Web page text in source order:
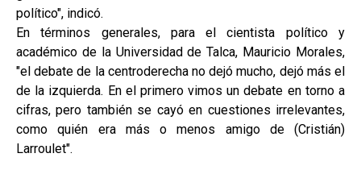
político", indicó.
En términos generales, para el cientista político y
académico de la Universidad de Talca, Mauricio Morales,
"el debate de la centroderecha no dejó mucho, dejó más el
de la izquierda. En el primero vimos un debate en torno a
cifras, pero también se cayó en cuestiones irrelevantes,
como quién era más o menos amigo de (Cristián)
Larroulet".